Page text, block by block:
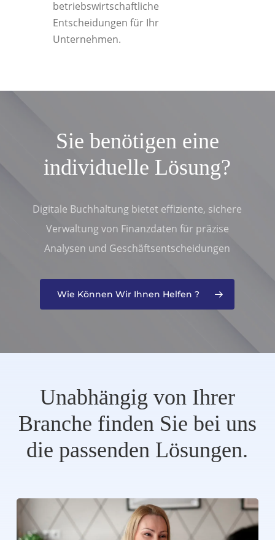
betriebswirtschaftliche
Entscheidungen für Ihr
Unternehmen.
Sie benötigen eine
individuelle Lösung?
Digitale Buchhaltung bietet effiziente, sichere
Verwaltung von Finanzdaten für präzise
Analysen und Geschäftsentscheidungen
Wie Können Wir Ihnen Helfen ?
Unabhängig von Ihrer
Branche finden Sie bei uns
die passenden Lösungen.